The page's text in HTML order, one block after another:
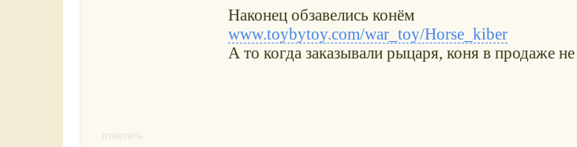
Наконец обзавелись конём
www.toybytoy.com/war_toy/Horse_kiber
А то когда заказывали рыцаря, коня в продаже не
ответить